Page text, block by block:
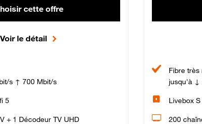
cette offre
Voir le détail
s ↑ 700 Mbit/s
5
+ 1 Décodeur TV UHD
Fibre très
jusqu'à ↓
Livebox
200